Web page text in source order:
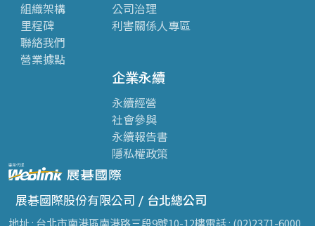
展碁國際股份有限公司 / 台北總公司
地址 : 台北市南港區南港路三段9號10-12樓電話 : (02)2371-6000
組織架構
里程碑
聯絡我們
營業據點
公司治理
利害關係人專區
企業永續
永續經營
社會參與
永續報告書
隱私權政策